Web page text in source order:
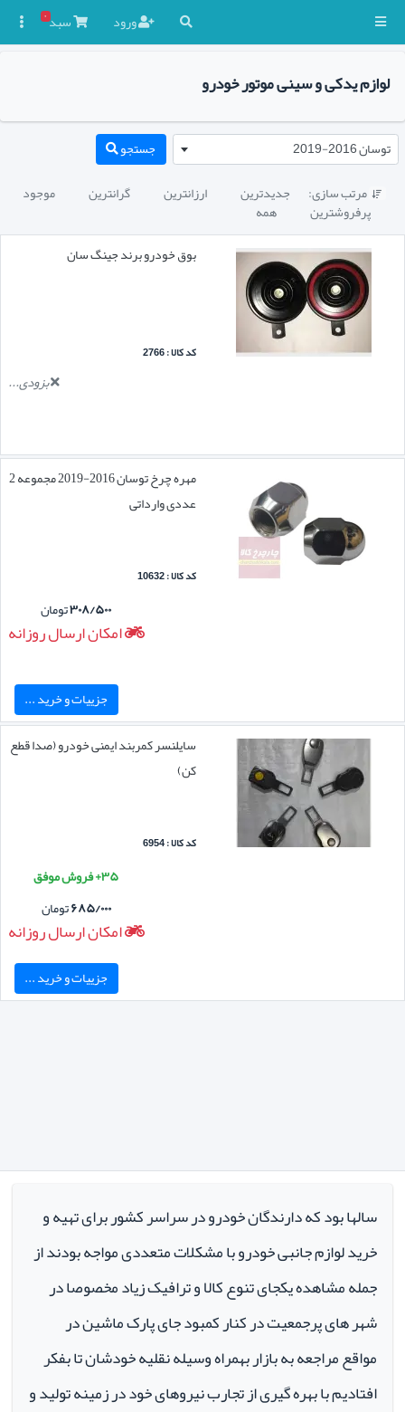
ورود سبد۰
لوازم یدکی و سینی موتور خودرو
توسان 2016-2019 جستجو
 مرتب سازی: جدیدترین ارزانترین گرانترین موجود
پرفروشترین
همه
بوق خودرو برند جینگ سان
کد کالا : 2766
بزودی...
مهره چرخ توسان 2016-2019 مجموعه 2
عددی وارداتی
کد کالا : 10632
۳۰۸/۵۰۰تومان
امکان ارسال روزانه
جزییات و خرید ...
سایلنسر کمربند ایمنی خودرو (صدا قطع
کن)
کد کالا : 6954
۳۵+ فروش موفق
۶۸۵/۰۰۰تومان
امکان ارسال روزانه
جزییات و خرید ...
سالها بود که دارندگان خودرو در سراسر کشور برای تهیه و
خرید لوازم جانبی خودرو با مشکلات متعددی مواجه بودند از
جمله مشاهده یکجای تنوع کالا و ترافیک زیاد مخصوصا در
شهر های پرجمعیت در کنار کمبود جای پارک ماشین در
مواقع مراجعه به بازار بهمراه وسیله نقلیه خودشان تا بفکر
افتادیم با بهره گیری از تجارب نیروهای خود در زمینه تولید و